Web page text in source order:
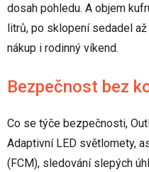
dosah pohledu. A objem
litrů, po sklopení sedadel
nákup i rodinný víkend.
Bezpečnost bez
Co se týče bezpečnosti,
Adaptivní LED světlomety,
(FCM), sledování slepých